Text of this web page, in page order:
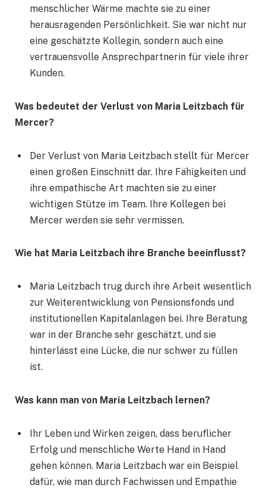
menschlicher Wärme machte sie zu einer
herausragenden Persönlichkeit. Sie war nicht nur
eine geschätzte Kollegin, sondern auch eine
vertrauensvolle Ansprechpartnerin für viele ihrer
Kunden.
Was bedeutet der Verlust von Maria Leitzbach für
Mercer?
Der Verlust von Maria Leitzbach stellt für Mercer
einen großen Einschnitt dar. Ihre Fähigkeiten und
ihre empathische Art machten sie zu einer
wichtigen Stütze im Team. Ihre Kollegen bei
Mercer werden sie sehr vermissen.
Wie hat Maria Leitzbach ihre Branche beeinflusst?
Maria Leitzbach trug durch ihre Arbeit wesentlich
zur Weiterentwicklung von Pensionsfonds und
institutionellen Kapitalanlagen bei. Ihre Beratung
war in der Branche sehr geschätzt, und sie
hinterlässt eine Lücke, die nur schwer zu füllen
ist.
Was kann man von Maria Leitzbach lernen?
Ihr Leben und Wirken zeigen, dass beruflicher
Erfolg und menschliche Werte Hand in Hand
gehen können. Maria Leitzbach war ein Beispiel
dafür, wie man durch Fachwissen und Empathie